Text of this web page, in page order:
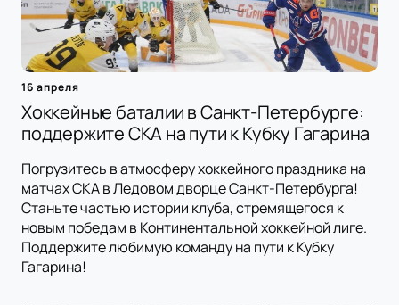
16 апреля
Хоккейные баталии в Санкт-Петербурге:
поддержите СКА на пути к Кубку Гагарина
Погрузитесь в атмосферу хоккейного праздника на
матчах СКА в Ледовом дворце Санкт-Петербурга!
Станьте частью истории клуба, стремящегося к
новым победам в Континентальной хоккейной лиге.
Поддержите любимую команду на пути к Кубку
Гагарина!